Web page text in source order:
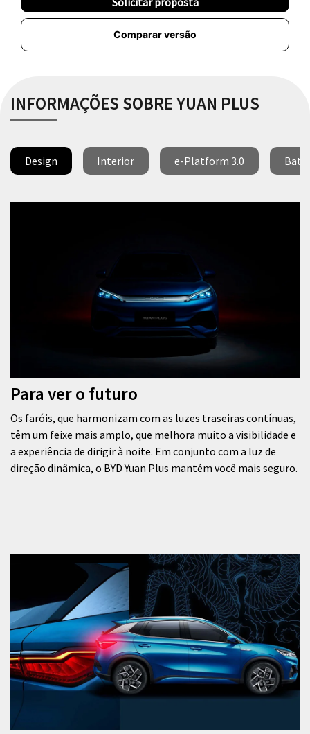
Comparar versão
INFORMAÇÕES SOBRE YUAN PLUS
Design Interior e-Platform 3.0
Para ver o futuro
Os faróis, que harmonizam com as luzes traseiras contínuas,
têm um feixe mais amplo, que melhora muito a visibilidade e
a experiência de dirigir à noite. Em conjunto com a luz de
direção dinâmica, o BYD Yuan Plus mantém você mais seguro.